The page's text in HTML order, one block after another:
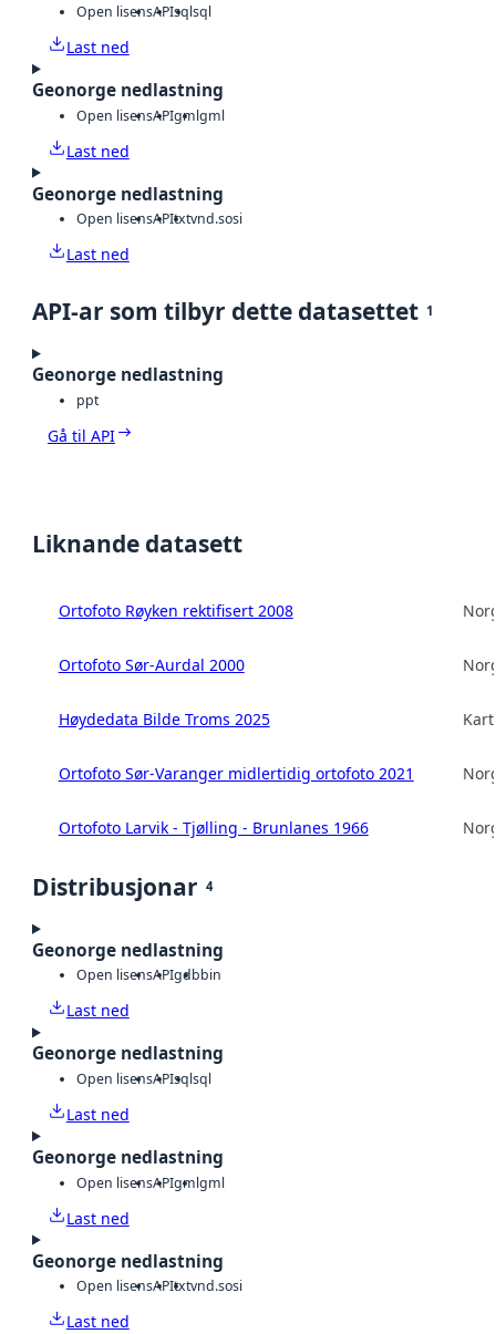
Open lisensAPIsqlsql
Last ned
Geonorge nedlastning
Open lisensAPIgmlgml
Last ned
Geonorge nedlastning
Open lisensAPItxtvnd.sosi
Last ned
API-ar som tilbyr dette datasettet 1
Geonorge nedlastning
ppt
Gå til API
Liknande datasett
Ortofoto Røyken rektifisert 2008
Ortofoto Sør-Aurdal 2000
Høydedata Bilde Troms 2025
Ortofoto Sør-Varanger midlertidig ortofoto 2021
Ortofoto Larvik - Tjølling - Brunlanes 1966
Distribusjonar 4
Geonorge nedlastning
Open lisensAPIgdbbin
Last ned
Geonorge nedlastning
Open lisensAPIsqlsql
Last ned
Geonorge nedlastning
Open lisensAPIgmlgml
Last ned
Geonorge nedlastning
Open lisensAPItxtvnd.sosi
Last ned